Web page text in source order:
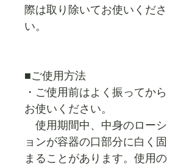
際は取り除いてお使いくださ
い。
■ご使用方法
・ご使用前はよく振ってから
お使いください。
使用期間中、中身のローシ
ョンが容器の口部分に白く固
まることがあります。使用の